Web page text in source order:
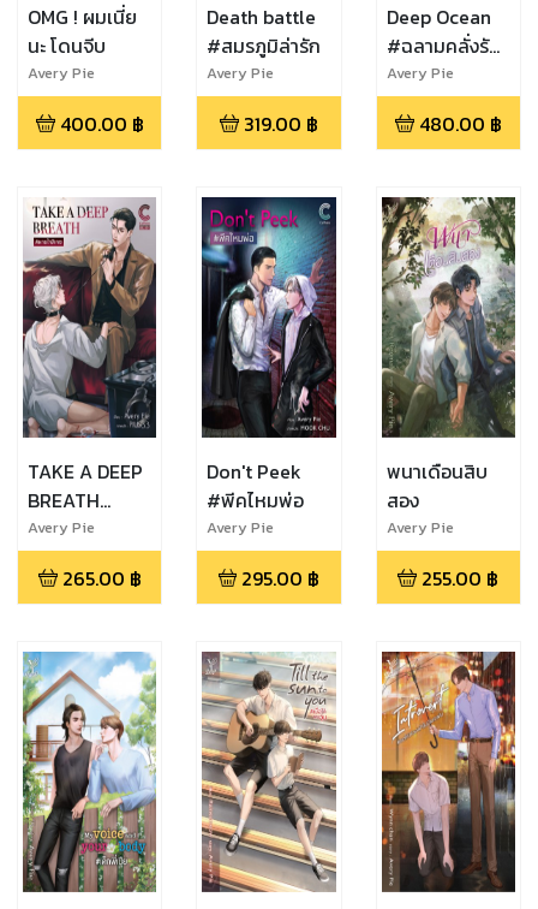
OMG ! ผมเนี่ย
นะ โดนจีบ
Avery Pie
400.00 ฿
Death battle
#สมรภูมิล่ารัก
Avery Pie
319.00 ฿
Deep Ocean
#ฉลามคลั่งรัก
ภาคพิเศษ
Avery Pie
480.00 ฿
TAKE A DEEP
BREATH
#หายใจสิเจซ
Avery Pie
265.00 ฿
Don't Peek
#พีคไหมพ่อ
Avery Pie
295.00 ฿
พนาเดือนสิบ
สอง
Avery Pie
255.00 ฿